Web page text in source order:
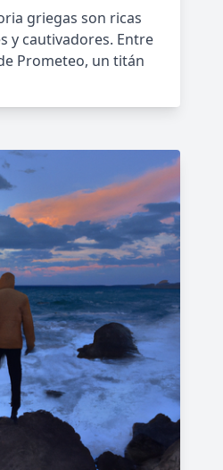
griegas son ricas
y cautivadores. Entre
Prometeo, un titán